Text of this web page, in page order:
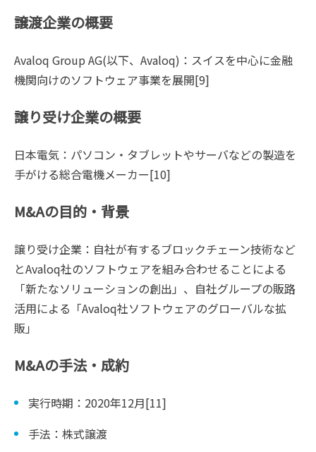
譲渡企業の概要
Avaloq Group AG(以下、Avaloq)：スイスを中心に金融
機関向けのソフトウェア事業を展開[9]
譲り受け企業の概要
日本電気：パソコン・タブレットやサーバなどの製造を
手がける総合電機メーカー[10]
M&Aの目的・背景
譲り受け企業：自社が有するブロックチェーン技術など
とAvaloq社のソフトウェアを組み合わせることによる
「新たなソリューションの創出」、自社グループの販路
活用による「Avaloq社ソフトウェアのグローバルな拡
販」
M&Aの手法・成約
実行時期：2020年12月[11]
手法：株式譲渡